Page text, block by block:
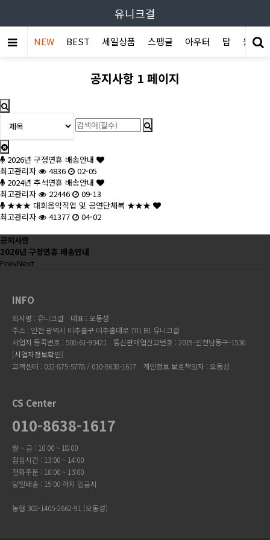
유니크걸
NEW BEST 세일상품 스팽글 아우터 탑 원피스
공지사항 1 페이지
2026년 구정연휴 배송안내
최고관리자
4836
02-05
2024년 추석연휴 배송안내
최고관리자
22446
09-13
★★★ 대회음악작업 및 공연단체복 ★★★
최고관리자
41377 04-02
공지사항
2026년 구정연휴 배송안내
PrevNext
INFO
회사명 : 유니크걸
대표 : 오동성
주소 : 인천 광역시 미추홀구 미추홀대로 701 B1 유니크걸
사업자 등록번호 : 508-61-93421
통신판매업신고번호 : 2019-인천남동구-1536
[사업자정보확인]
고객센터 : 032-875-5778 / 010-8638-1617
개인정보 보호책임자 : 오동성
CS Center
010-8638-1617
월 ~ 금 : 10:00 ~ 18:00
점심시간 : 13:00 ~ 14:00
전화주문 : 10:00 ~ 13:00
당일배송 : 15:00 까지 입금시
농협 302-1405-2662-91 (오동성)